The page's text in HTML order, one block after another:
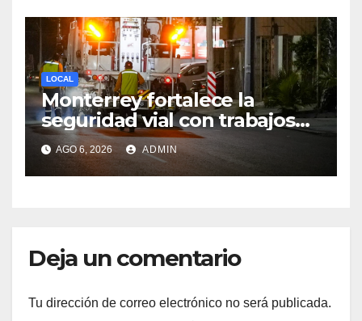
LOCAL
Monterrey fortalece la
seguridad vial con trabajos
de delimitación de carriles en
Paseo de los Leones
AGO 6, 2026 ADMIN
Deja un comentario
Tu dirección de correo electrónico no será publicada.